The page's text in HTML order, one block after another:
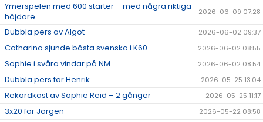
Ymerspelen med 600 starter – med några riktiga
höjdare
2026-06-09 07:28
Dubbla pers av Algot 2026-06-02 09:37
Catharina sjunde bästa svenska i K60 2026-06-02 08:55
Sophie i svåra vindar på NM 2026-06-02 08:54
Dubbla pers för Henrik 2026-05-25 13:04
Rekordkast av Sophie Reid – 2 gånger 2026-05-25 11:17
3x20 för Jörgen 2026-05-22 08:58